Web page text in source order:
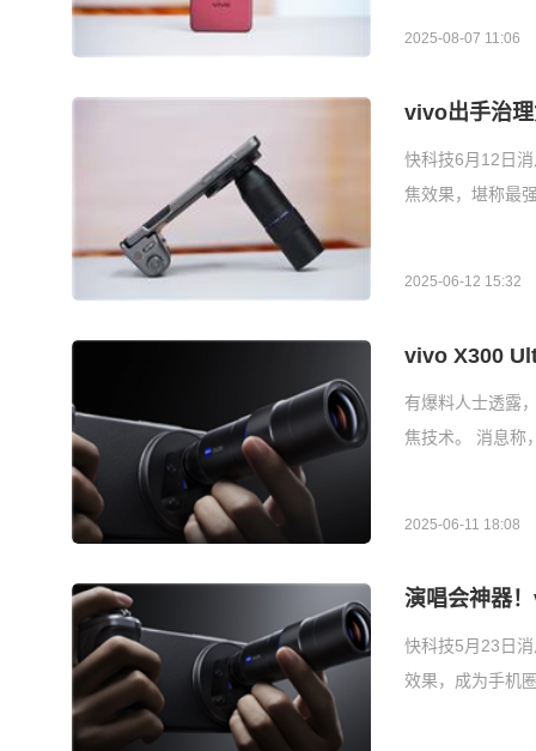
2025-08-07 11:06
vivo出手治
快科技6月12日
焦效果，堪称最
2025-06-12 15:32
vivo X300
有爆料人士透露
焦技术。 消息称
2025-06-11 18:08
演唱会神器
快科技5月23日
效果，成为手机